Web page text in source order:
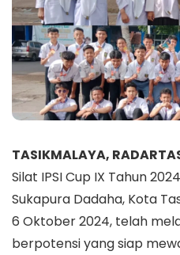
TASIKMALAYA,
Silat IPSI Cup IX Tahun
Sukapura Dadaha, Kota
6 Oktober 2024, telah
berpotensi yang siap